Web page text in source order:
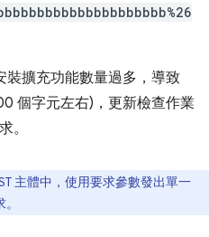
裝擴充功能數量過多，導致
個字元左右)，更新檢查作業
。
主體中，使用要求參數發出單一